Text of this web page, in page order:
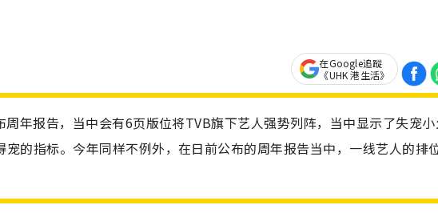
在Google追蹤
《UHK 港生活》
年报告，当中会有6页版位将TVB旗下艺人强势列阵，当中显示了失宠
的指标。今年同样不例外，在日前公布的周年报告当中，一线艺人的排